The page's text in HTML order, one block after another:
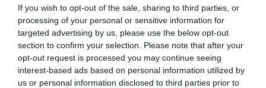
If you wish to opt-out of the sale, sharing to third parties, or
processing of your personal or sensitive information for
targeted advertising by us, please use the below opt-out
section to confirm your selection. Please note that after your
opt-out request is processed you may continue seeing
interest-based ads based on personal information utilized by
us or personal information disclosed to third parties prior to
ενισχύει την ασφάλεια
των παιδιών στο
διαδίκτυο
31.07.2026
ΑΑΔΕ: Διευκρινίσεις
για τα πρόστιμα σε
παραβάσεις που
αφορούν τους ΦΗΜ
31.07.2026